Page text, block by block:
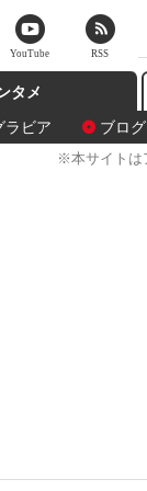
タメ
ラビア
ブログ
※本サイトは
YouTube RSS